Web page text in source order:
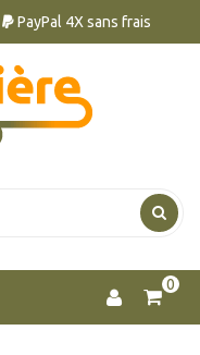
PayPal 4X sans frais
0